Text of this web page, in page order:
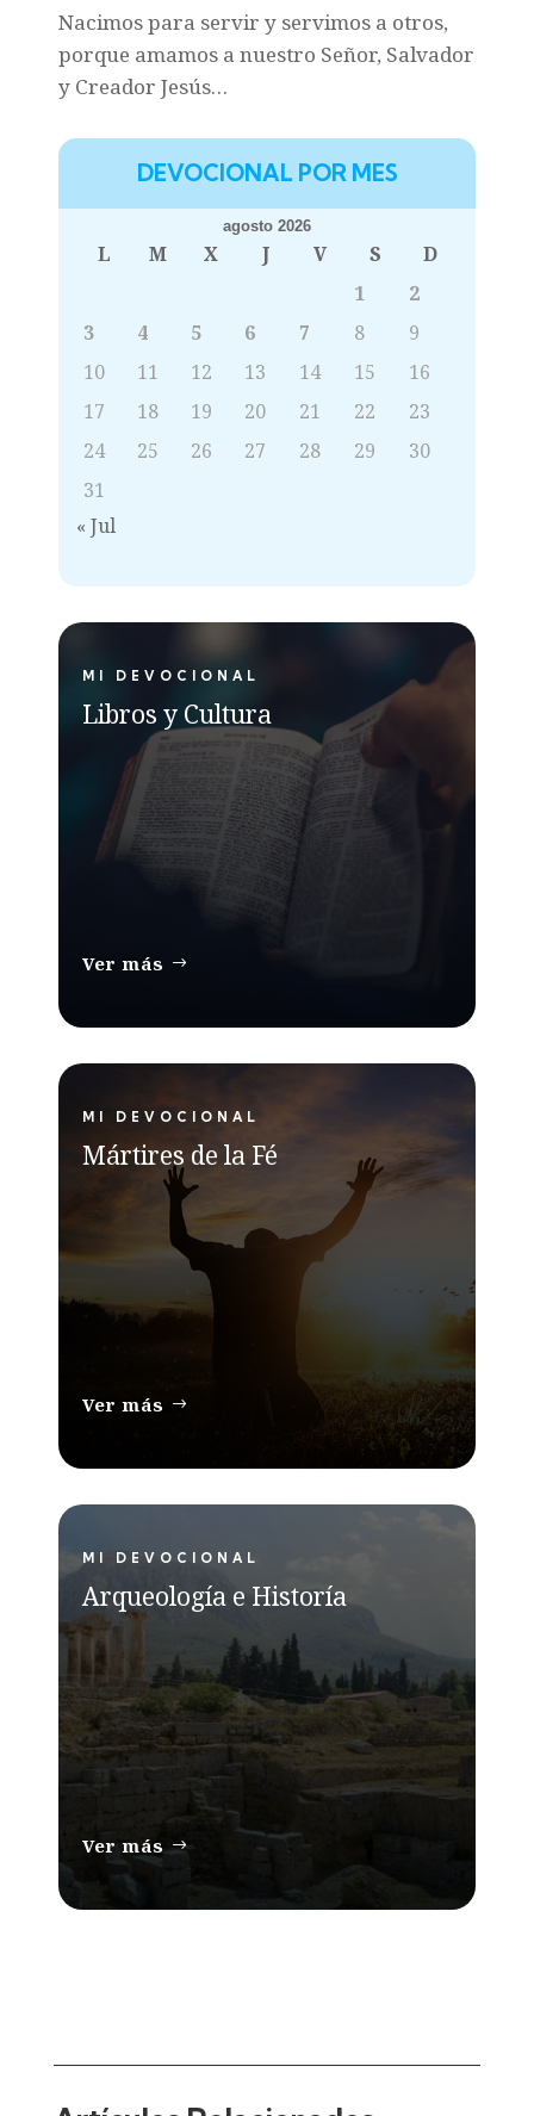
Nacimos para servir y servimos a otros,
porque amamos a nuestro Señor, Salvador
y Creador Jesús…
DEVOCIONAL POR MES
agosto 2026
L M X J V S
D
1
2
3
4 5 6 7 8
9
10
11 12 13 14 15
16
17
18 19 20 21 22
23
24
25 26 27 28 29
30
31
« Jul
MI DEVOCIONAL
Libros y Cultura
Ver más
MI DEVOCIONAL
Mártires de la Fé
Ver más
MI DEVOCIONAL
Arqueología e Historía
Ver más